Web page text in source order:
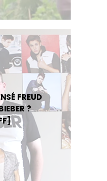
FREUD
?